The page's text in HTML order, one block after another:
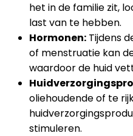
het in de familie zit,
last van te hebben.
Hormonen: Tijdens
of menstruatie kan
waardoor de huid
oliehoudende of te
stimuleren.